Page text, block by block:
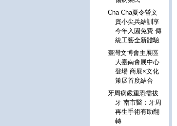
Cha Cha夏令營文
資小尖兵結訓享
今年入園免費 傳
統工藝全新體驗
臺灣文博會主展區
大臺南會展中心
登場 商展×文化
策展首度結合
牙周病嚴重恐需拔
牙 南市醫：牙周
再生手術有助翻
轉